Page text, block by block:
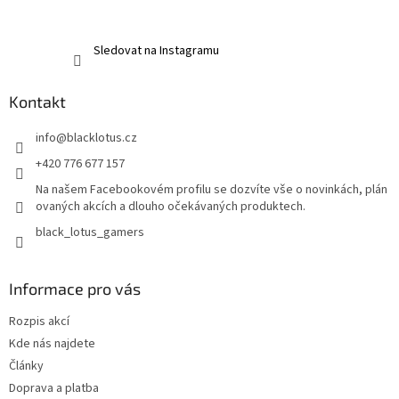
Sledovat na Instagramu
Kontakt
info@blacklotus.cz
+420 776 677 157
Na našem Facebookovém profilu se dozvíte vše o novinkách, plán
ovaných akcích a dlouho očekávaných produktech.
black_lotus_gamers
Informace pro vás
Rozpis akcí
Kde nás najdete
Články
Doprava a platba